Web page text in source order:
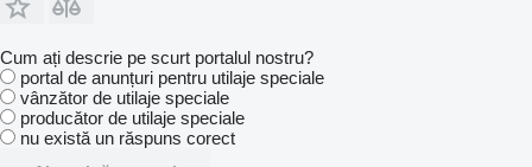
Cum ați descrie pe scurt portalul nostru?
portal de anunțuri pentru utilaje speciale
vânzător de utilaje speciale
producător de utilaje speciale
nu există un răspuns corect